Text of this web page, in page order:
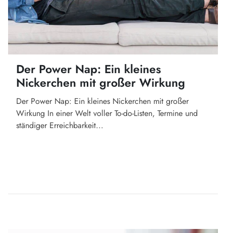
Der Power Nap: Ein kleines
Nickerchen mit großer Wirkung
Der Power Nap: Ein kleines Nickerchen mit großer
Wirkung In einer Welt voller To-do-Listen, Termine und
ständiger Erreichbarkeit...